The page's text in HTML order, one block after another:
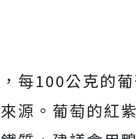
每100公克的
源。葡萄的紅